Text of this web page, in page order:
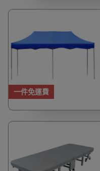
一件免運費